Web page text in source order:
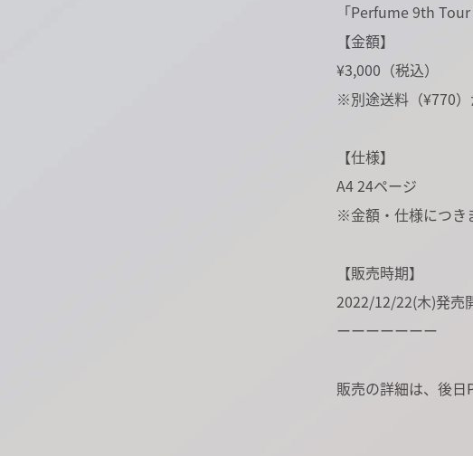
「Perfume 9th
【金額】
¥3,000（税込）
※別途送料（¥770）
【仕様】
A4 24ページ
※金額・仕様につき
【販売時期】
2022/12/22(木)発売
ーーーーーーー
販売の詳細は、後日